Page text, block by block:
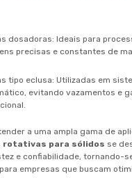
precisas e constantes de
evitando vazamentos e
a uma ampla gama de
rotativas para sólidos se
e confiabilidade, tornando-
empresas que buscam